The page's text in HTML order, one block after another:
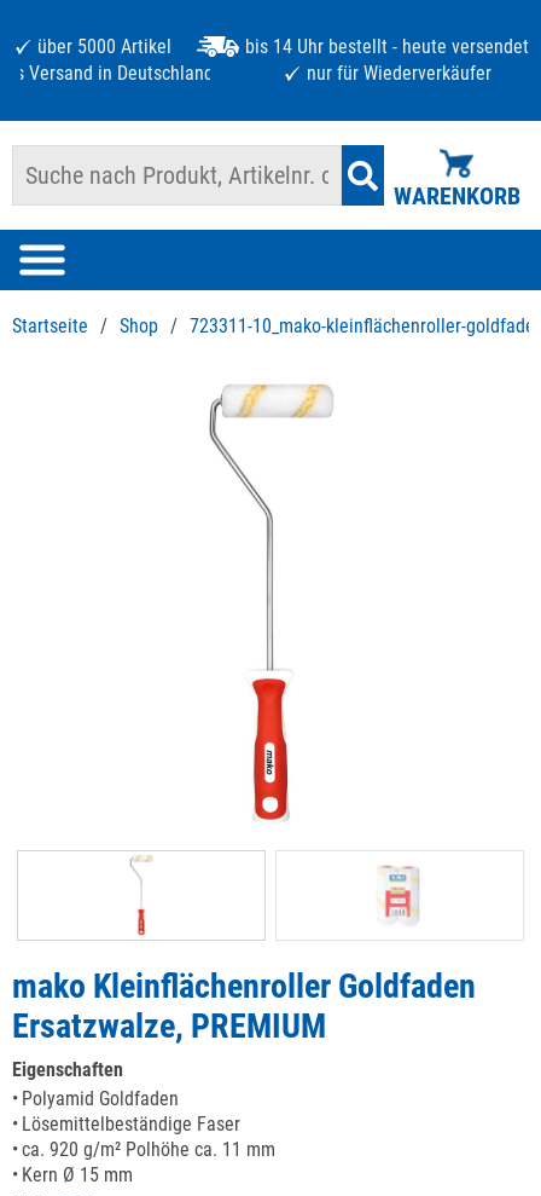
über 5000 Artikel
bis 14 Uhr bestellt - heute versendet
Versand in Deutschland ab 125 €
nur für Wiederverkäufer
WARENKORB
Startseite / Shop / 723311-10_mako-kleinflächenroller-
mako Kleinflächenroller Goldfaden
Ersatzwalze, PREMIUM
Eigenschaften
Polyamid Goldfaden
Lösemittelbeständige Faser
ca. 920 g/m² Polhöhe ca. 11 mm
Kern Ø 15 mm